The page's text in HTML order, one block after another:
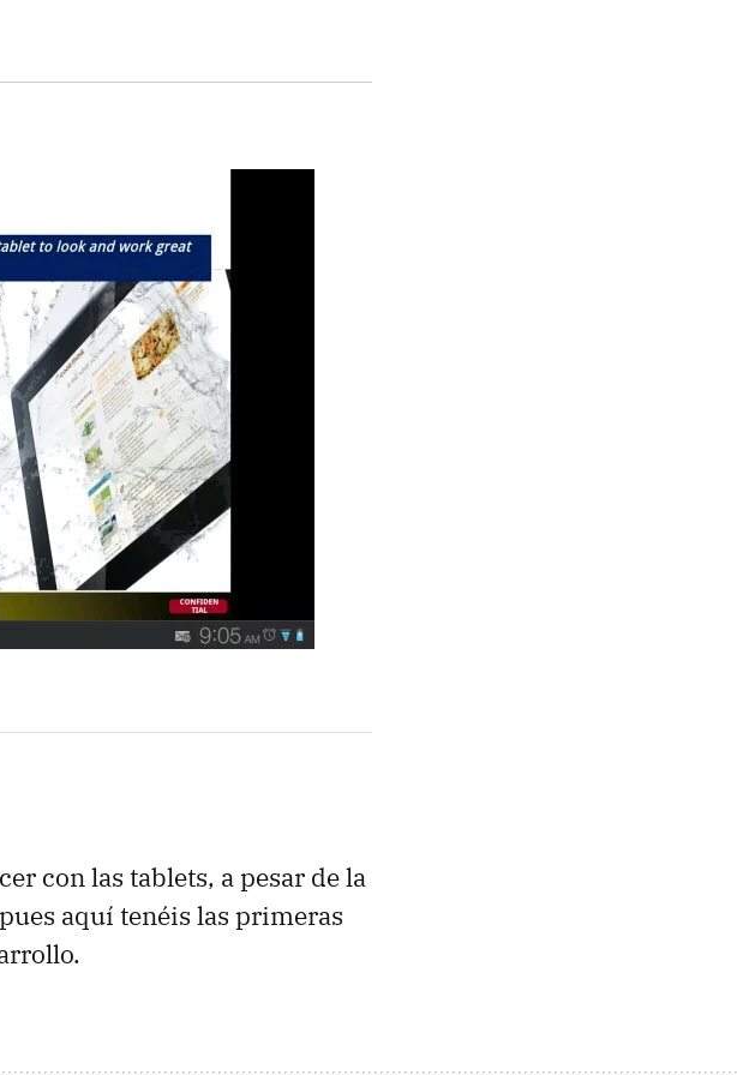
con las tablets, a pesar de la
aquí tenéis las primeras